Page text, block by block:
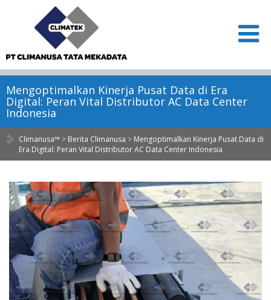
Mengoptimalkan Kinerja Pusat Data di Era
Digital: Peran Vital Distributor AC Data Center
Indonesia
Climanusa™ > Berita Climanusa > Mengoptimalkan Kinerja Pusat Data di
Era Digital: Peran Vital Distributor AC Data Center Indonesia